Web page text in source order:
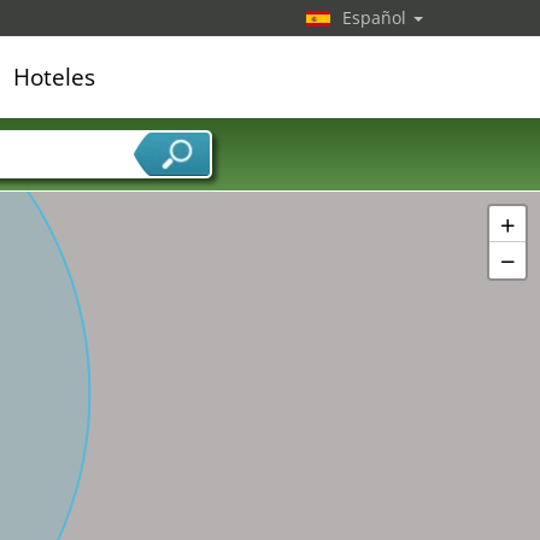
+
−
Español
Hoteles
de servicios